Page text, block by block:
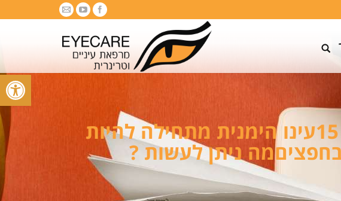
פתח
Answer for שבוע טובהכל שלי מתקרב לגיל 15עינו הימנית מתחילה להיות
ניתן לעשות ?